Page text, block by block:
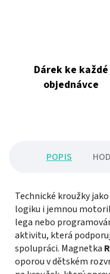
Dárek ke každé
objednávce
POPIS
Technické kroužky
logiku i jemnou
lega nebo
aktivitu, která
spolupráci. Magnetka
oporou v dětském